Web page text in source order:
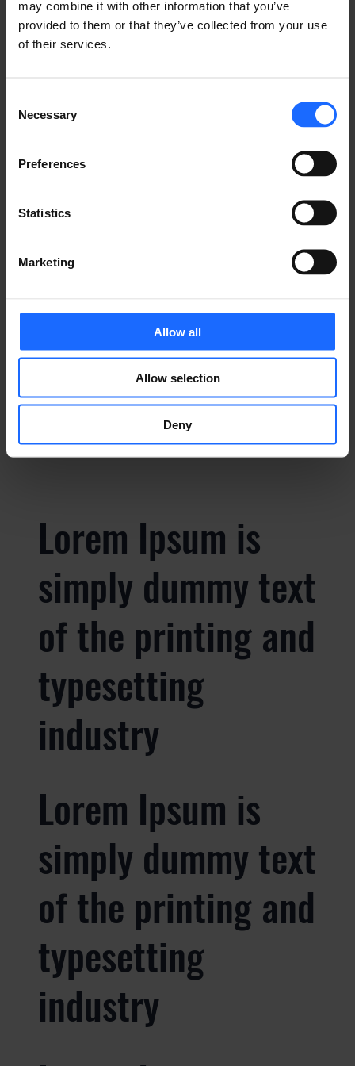
may combine it with other information that you’ve
provided to them or that they’ve collected from your use
of their services.
Selection
Necessary
Preferences
Statistics
Marketing
Allow all
Allow selection
Deny
¿LE GUSTO ESTA HISTORIA?
¿TIENES UNA PREGUNTA?
PREGUNTAS
FRECUENTES
Lorem Ipsum is
simply dummy text
of the printing and
typesetting
industry
Lorem Ipsum is
simply dummy text
of the printing and
typesetting
industry